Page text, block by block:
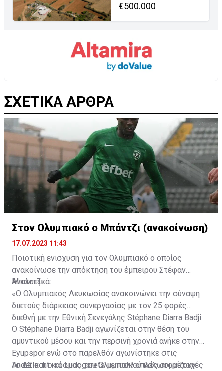
€500.000
ΣΧΕΤΙΚΑ ΑΡΘΡΑ
Στον Ολυμπιακό ο Μπάντζι (ανακοίνωση)
17.07.2023 11:43
Ποιοτική ενίσχυση για τον Ολυμπιακό ο οποίος
ανακοίνωσε την απόκτηση του έμπειρου Στέφαν
Μπάντζι.
Αναλυτικά:
«Ο Ολυμπιακός Λευκωσίας ανακοινώνει την σύναψη
διετούς διάρκειας συνεργασίας με τον 25 φορές
διεθνή με την Εθνική Σενεγάλης Stéphane Diarra Badji.
Ο Stéphane Diarra Badji αγωνίζεται στην θέση του
αμυντικού μέσου και την περσινή χρονιά ανήκε στην
Eyupspor ενώ στο παρελθόν αγωνίστηκε στις
Anderlecht και Ludogorets με πολλαπλές συμμετοχές
Το ΔΣ και ο κόσμος του Ολυμπιακού καλωσορίζουν